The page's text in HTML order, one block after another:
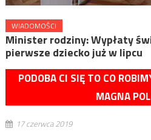
WIADOMOŚCI
Minister rodziny: Wypłaty
pierwsze dziecko już w lipcu
PODOBA CI SIĘ TO CO
MAGNA
17 czerwca 2019